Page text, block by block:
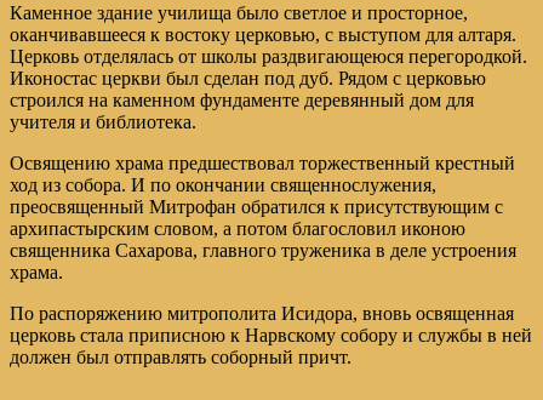
Каменное здание училища было светлое и просторное,
оканчивавшееся к востоку церковью, с выступом для алтаря.
Церковь отделялась от школы раздвигающеюся перегородкой.
Иконостас церкви был сделан под дуб. Рядом с церковью
строился на каменном фундаменте деревянный дом для
учителя и библиотека.
Освящению храма предшествовал торжественный крестный
ход из собора. И по окончании священнослужения,
преосвященный Митрофан обратился к присутствующим с
архипастырским словом, а потом благословил иконою
священника Сахарова, главного труженика в деле устроения
храма.
По распоряжению митрополита Исидора, вновь освященная
церковь стала приписною к Нарвскому собору и службы в ней
должен был отправлять соборный причт.